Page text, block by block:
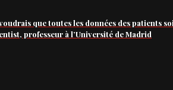
que toutes les données des patients
professeur à l’Université de Madrid